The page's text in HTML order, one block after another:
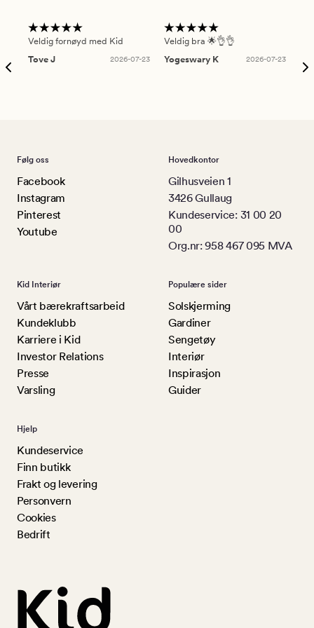
Veldig fornøyd med Kid
Tove J
2026-07-23
Veldig bra 🌟👌👌
Yogeswary K
2026-07-23
Følg oss
Facebook
Instagram
Pinterest
Youtube
Hovedkontor
Gilhusveien 1
3426 Gullaug
Kundeservice: 31 00 20
00
Org.nr: 958 467 095 MVA
Kid Interiør
Vårt bærekraftsarbeid
Kundeklubb
Karriere i Kid
Investor Relations
Presse
Varsling
Populære sider
Solskjerming
Gardiner
Sengetøy
Interiør
Inspirasjon
Guider
Hjelp
Kundeservice
Finn butikk
Frakt og levering
Personvern
Cookies
Bedrift